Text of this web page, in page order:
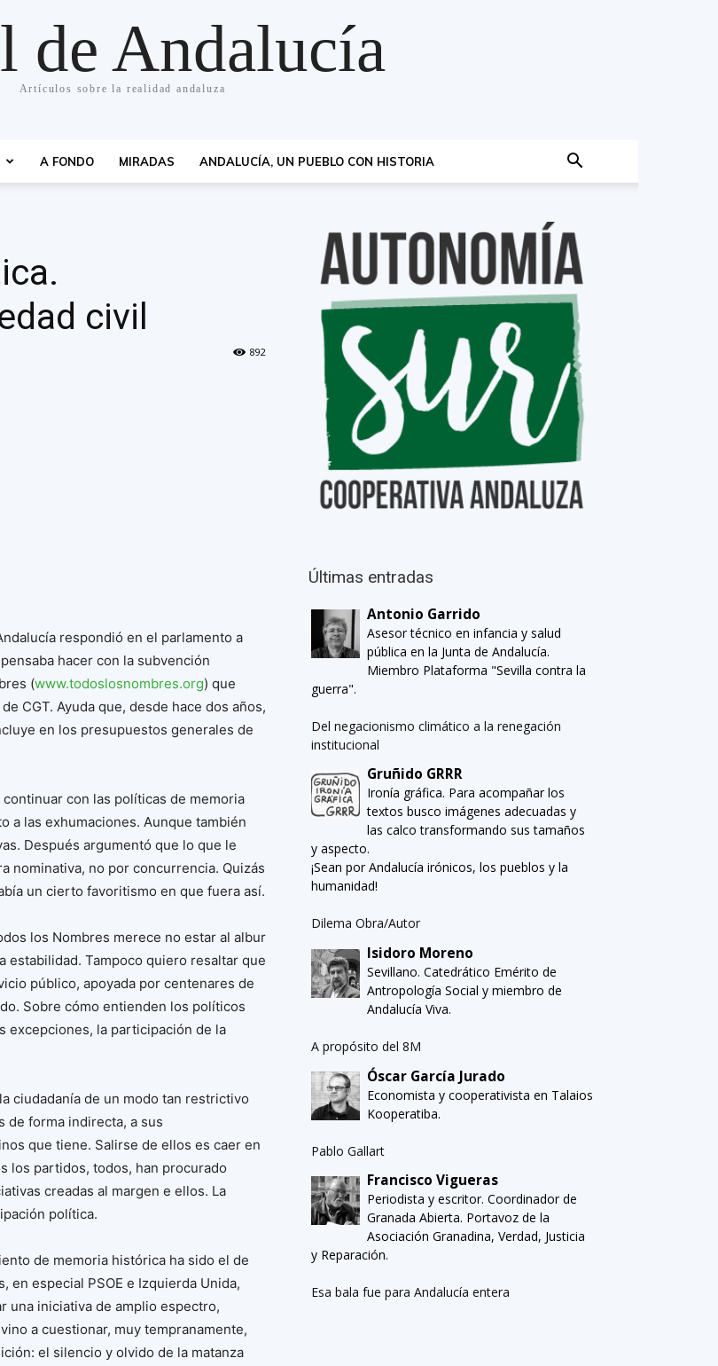
de Andalucía
Artículos sobre la realidad andaluza
A FONDO MIRADAS ANDALUCÍA, UN PUEBLO CON HISTORIA
civil
892
respondió en el parlamento a
hacer con la subvención
(www.todoslosnombres.org) que
CGT. Ayuda que, desde hace dos años,
en los presupuestos generales de
con las políticas de memoria
a las exhumaciones. Aunque también
Después argumentó que lo que le
nominativa, no por concurrencia. Quizás
un cierto favoritismo en que fuera así.
los Nombres merece no estar al albur
estabilidad. Tampoco quiero resaltar que
público, apoyada por centenares de
Sobre cómo entienden los políticos
excepciones, la participación de la
ciudadanía de un modo tan restrictivo
de forma indirecta, a sus
que tiene. Salirse de ellos es caer en
los partidos, todos, han procurado
creadas al margen e ellos. La
política.
de memoria histórica ha sido el de
especial PSOE e Izquierda Unida,
una iniciativa de amplio espectro,
a cuestionar, muy tempranamente,
el silencio y olvido de la matanza
Últimas entradas
Antonio Garrido
Asesor técnico en infancia y salud
pública en la Junta de Andalucía.
Miembro Plataforma "Sevilla contra la
guerra".
Del negacionismo climático a la renegación
institucional
Gruñido GRRR
Ironía gráfica. Para acompañar los
textos busco imágenes adecuadas y
las calco transformando sus tamaños
y aspecto.
¡Sean por Andalucía irónicos, los pueblos y la
humanidad!
Dilema Obra/Autor
Isidoro Moreno
Sevillano. Catedrático Emérito de
Antropología Social y miembro de
Andalucía Viva.
A propósito del 8M
Óscar García Jurado
Economista y cooperativista en Talaios
Kooperatiba.
Pablo Gallart
Francisco Vigueras
Periodista y escritor. Coordinador de
Granada Abierta. Portavoz de la
Asociación Granadina, Verdad, Justicia
y Reparación.
Esa bala fue para Andalucía entera